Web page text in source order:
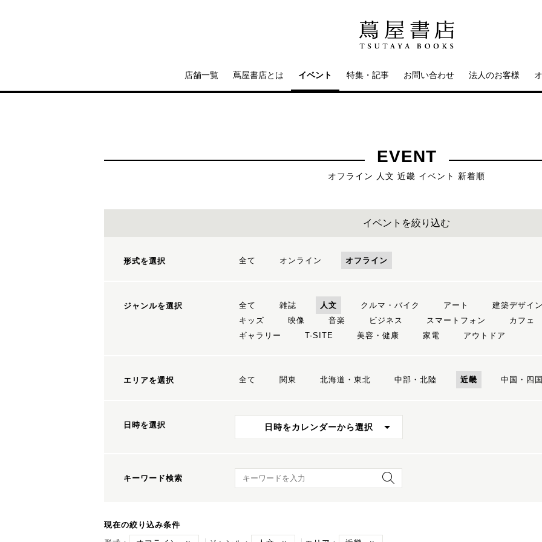
店舗一覧 蔦屋書店とは イベント 特集・記事 お問い合わせ 法人のお客様
EVENT
オフライン 人文 近畿 イベント 新着順
イベントを絞り込む
形式を選択 全て オンライン オフライン
ジャンルを選択 全て 雑誌 人文 クルマ・バイク アート 建築デザイン
キッズ
映像 音楽 ビジネス スマートフォン カフェ
ギャラリー
T-SITE 美容・健康 家電 アウトドア
エリアを選択 全て 関東 北海道・東北 中部・北陸 近畿 中国・四国
日時を選択 日時をカレンダーから選択
キーワード検索 キーワード検索
現在の絞り込み条件